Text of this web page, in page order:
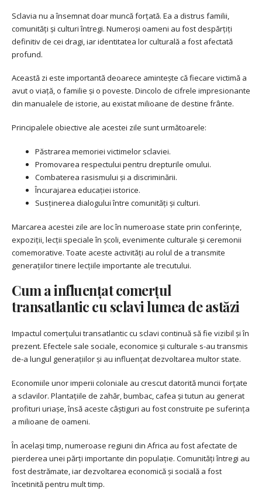
Sclavia nu a însemnat doar muncă forțată. Ea a distrus familii,
comunități și culturi întregi. Numeroși oameni au fost despărțiți
definitiv de cei dragi, iar identitatea lor culturală a fost afectată
profund.
Această zi este importantă deoarece amintește că fiecare victimă a
avut o viață, o familie și o poveste. Dincolo de cifrele impresionante
din manualele de istorie, au existat milioane de destine frânte.
Principalele obiective ale acestei zile sunt următoarele:
Păstrarea memoriei victimelor sclaviei.
Promovarea respectului pentru drepturile omului.
Combaterea rasismului și a discriminării.
Încurajarea educației istorice.
Susținerea dialogului între comunități și culturi.
Marcarea acestei zile are loc în numeroase state prin conferințe,
expoziții, lecții speciale în școli, evenimente culturale și ceremonii
comemorative. Toate aceste activități au rolul de a transmite
generațiilor tinere lecțiile importante ale trecutului.
Cum a influențat comerțul
transatlantic cu sclavi lumea de astăzi
Impactul comerțului transatlantic cu sclavi continuă să fie vizibil și în
prezent. Efectele sale sociale, economice și culturale s-au transmis
de-a lungul generațiilor și au influențat dezvoltarea multor state.
Economiile unor imperii coloniale au crescut datorită muncii forțate
a sclavilor. Plantațiile de zahăr, bumbac, cafea și tutun au generat
profituri uriașe, însă aceste câștiguri au fost construite pe suferința
a milioane de oameni.
În același timp, numeroase regiuni din Africa au fost afectate de
pierderea unei părți importante din populație. Comunități întregi au
fost destrămate, iar dezvoltarea economică și socială a fost
încetinită pentru mult timp.